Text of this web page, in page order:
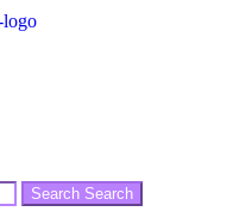
Search Search